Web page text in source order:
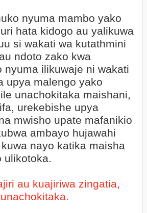
nyuma mambo yako
hata kidogo au yalikuwa
si wakati wa kutathmini
ndoto zako kwa
nyuma ilikuwaje ni wakati
upya malengo yako
unachokitaka maishani,
urekebishe upya
mwisho upate mafanikio
ambayo hujawahi
nayo katika maisha
ulikotoka.
au kuajiriwa zingatia,